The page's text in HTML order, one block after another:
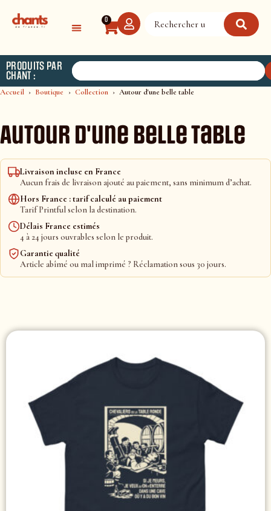
0
PRODUITS PAR
CHANT :
Accueil Boutique Collection Autour d'une belle table
Autour d'une belle table
Livraison incluse en France
Aucun frais de livraison ajouté au paiement, sans minimum d’achat.
Hors France : tarif calculé au paiement
Tarif Printful selon la destination.
Délais France estimés
4 à 24 jours ouvrables selon le produit.
Garantie qualité
Article abîmé ou mal imprimé ? Réclamation sous 30 jours.